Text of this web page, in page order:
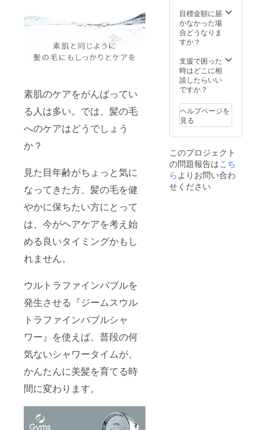
素肌のケアをがんばってい
る人は多い。では、髪の毛
へのケアはどうでしょう
か？
見た目年齢がちょっと気に
なってきた方、髪の毛を健
やかに保ちたい方にとって
は、今がヘアケアを考え始
める良いタイミングかもし
れません。
ウルトラファインバブルを
発生させる『ジームスウル
トラファインバブルシャ
ワー』を使えば、普段の何
気ないシャワータイムが、
かんたんに美髪を育てる時
間に変わります。
ます。
を頂
き、現
在進め
ら量産
体制を
更に整
えるこ
きた場
合、正
規販売
価格が
定価格
より下
がる可
能性も
ござい
目標金額に届
かなかった場
合どうなりま
すか？
支援で困った
時はどこに相
談したらいい
ですか？
ヘルプページを
見る
このプロジェクト
の問題報告はこち
らよりお問い合わ
せください